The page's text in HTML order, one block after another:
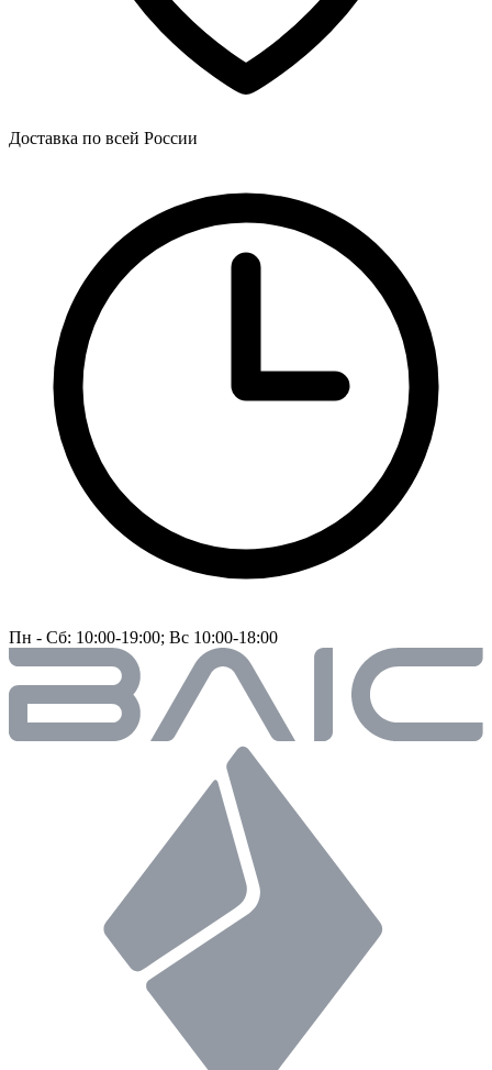
Доставка по всей России
Пн - Сб: 10:00-19:00; Вс 10:00-18:00